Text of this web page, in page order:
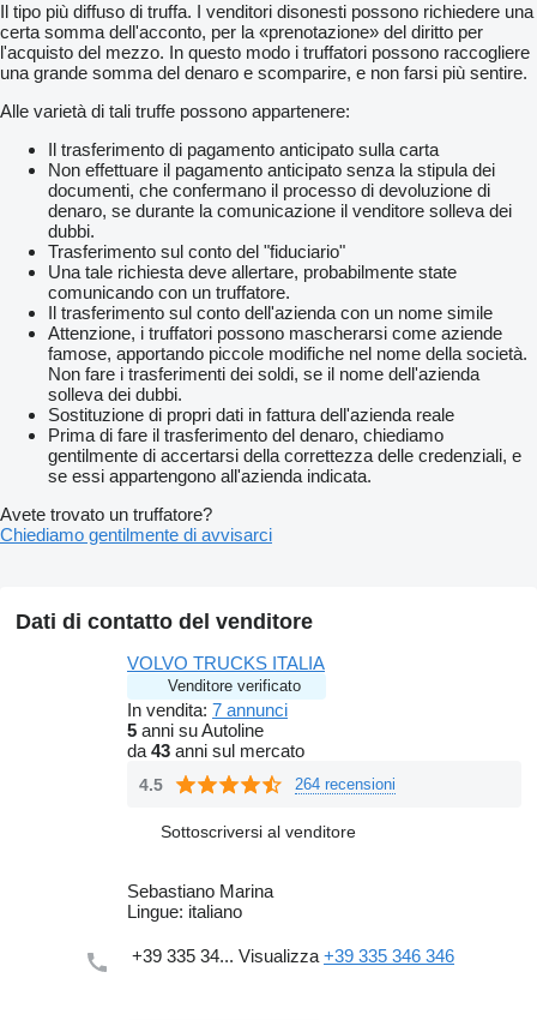
Il tipo più diffuso di truffa. I venditori disonesti possono richiedere una
certa somma dell'acconto, per la «prenotazione» del diritto per
l'acquisto del mezzo. In questo modo i truffatori possono raccogliere
una grande somma del denaro e scomparire, e non farsi più sentire.
Alle varietà di tali truffe possono appartenere:
Il trasferimento di pagamento anticipato sulla carta
Non effettuare il pagamento anticipato senza la stipula dei
documenti, che confermano il processo di devoluzione di
denaro, se durante la comunicazione il venditore solleva dei
dubbi.
Trasferimento sul conto del "fiduciario"
Una tale richiesta deve allertare, probabilmente state
comunicando con un truffatore.
Il trasferimento sul conto dell'azienda con un nome simile
Attenzione, i truffatori possono mascherarsi come aziende
famose, apportando piccole modifiche nel nome della società.
Non fare i trasferimenti dei soldi, se il nome dell'azienda
solleva dei dubbi.
Sostituzione di propri dati in fattura dell'azienda reale
Prima di fare il trasferimento del denaro, chiediamo
gentilmente di accertarsi della correttezza delle credenziali, e
se essi appartengono all'azienda indicata.
Avete trovato un truffatore?
Chiediamo gentilmente di avvisarci
Dati di contatto del venditore
VOLVO TRUCKS ITALIA
Venditore verificato
In vendita: 7 annunci
5 anni su Autoline
da 43 anni sul mercato
4.5 264 recensioni
Sottoscriversi al venditore
Sebastiano Marina
Lingue: italiano
+39 335 34... Visualizza +39 335 346 346